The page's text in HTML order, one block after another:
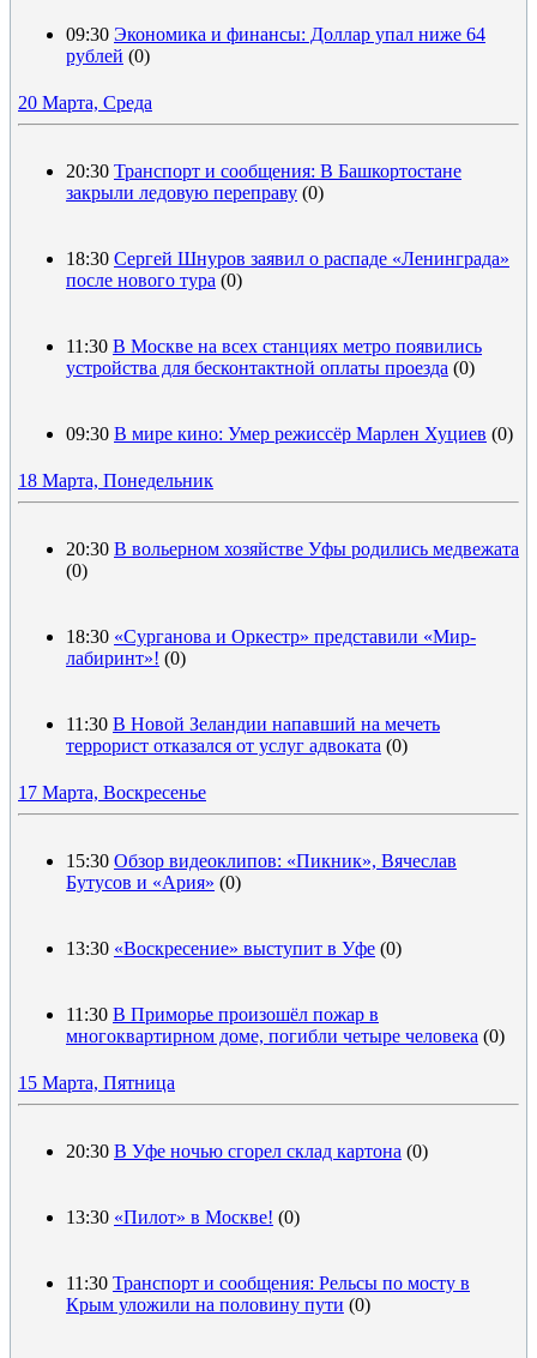
09:30 Экономика и финансы: Доллар упал ниже 64
рублей (0)
20 Марта, Среда
20:30 Транспорт и сообщения: В Башкортостане
закрыли ледовую переправу (0)
18:30 Сергей Шнуров заявил о распаде «Ленинграда»
после нового тура (0)
11:30 В Москве на всех станциях метро появились
устройства для бесконтактной оплаты проезда (0)
09:30 В мире кино: Умер режиссёр Марлен Хуциев (0)
18 Марта, Понедельник
20:30 В вольерном хозяйстве Уфы родились медвежата
(0)
18:30 «Сурганова и Оркестр» представили «Мир-
лабиринт»! (0)
11:30 В Новой Зеландии напавший на мечеть
террорист отказался от услуг адвоката (0)
17 Марта, Воскресенье
15:30 Обзор видеоклипов: «Пикник», Вячеслав
Бутусов и «Ария» (0)
13:30 «Воскресение» выступит в Уфе (0)
11:30 В Приморье произошёл пожар в
многоквартирном доме, погибли четыре человека (0)
15 Марта, Пятница
20:30 В Уфе ночью сгорел склад картона (0)
13:30 «Пилот» в Москве! (0)
11:30 Транспорт и сообщения: Рельсы по мосту в
Крым уложили на половину пути (0)